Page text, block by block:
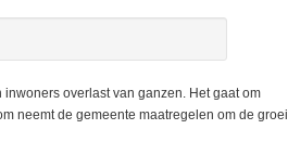
overlast van ganzen. Het gaat om
neemt de gemeente maatregelen om de groei